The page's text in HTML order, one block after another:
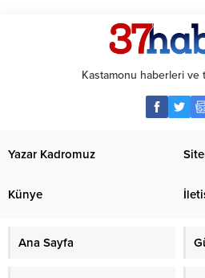
Kastamonu haberleri ve
Yazar Kadromuz
Künye
Ana Sayfa